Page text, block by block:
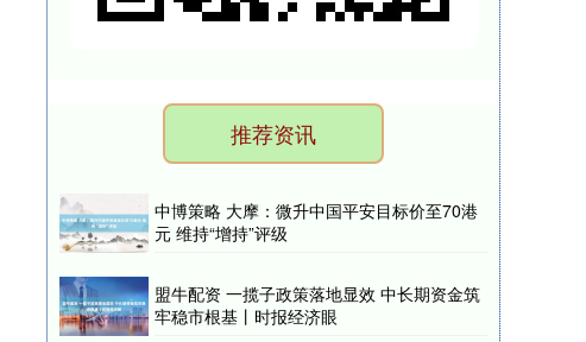
推荐资讯
中博策略 大摩：微升中国平安目标价至70港
元 维持“增持”评级
盟牛配资 一揽子政策落地显效 中长期资金筑
牢稳市根基丨时报经济眼